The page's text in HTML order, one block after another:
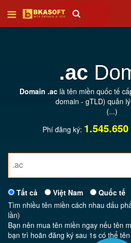
Thiết
Tên
miền
Hosting
.ac
Domain .ac là tên miền quốc tế
domain - gTLD) quản
(...)
Phí đăng ký:
Tất cả Việt Nam
Quốc tế
Tìm nhiều tên miền cách nhau dấu
lần)
Bạn nên mua tên miền ngay nếu tên
bạn trì hoãn đăng ký sau 1s có thể